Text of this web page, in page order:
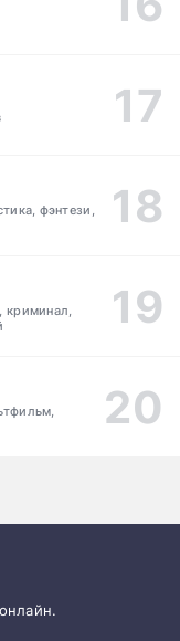
фэнтези,
криминал,